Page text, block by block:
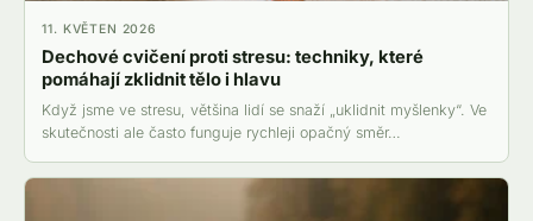
11. KVĚTEN 2026
Dechové cvičení proti stresu: techniky, které
pomáhají zklidnit tělo i hlavu
Když jsme ve stresu, většina lidí se snaží „uklidnit myšlenky“. Ve
skutečnosti ale často funguje rychleji opačný směr…